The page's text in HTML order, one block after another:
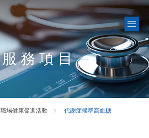
服務項目
職場健康促進活動 代謝症候群高血糖